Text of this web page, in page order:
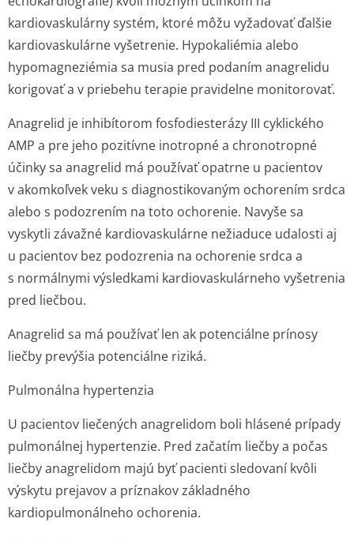
kardiovaskulárny systém, ktoré môžu vyžadovať ďalšie
kardiovaskulárne vyšetrenie. Hypokaliémia alebo
hypomagneziémia sa musia pred podaním anagrelidu
korigovať a v priebehu terapie pravidelne monitorovať.
Anagrelid je inhibítorom fosfodiesterázy III cyklického
AMP a pre jeho pozitívne inotropné a chronotropné
účinky sa anagrelid má používať opatrne u pacientov
v akomkoľvek veku s diagnostikovaným ochorením srdca
alebo s podozrením na toto ochorenie. Navyše sa
vyskytli závažné kardiovaskulárne nežiaduce udalosti aj
u pacientov bez podozrenia na ochorenie srdca a
s normálnymi výsledkami kardiovaskulárneho vyšetrenia
pred liečbou.
Anagrelid sa má používať len ak potenciálne prínosy
liečby prevýšia potenciálne riziká.
Pulmonálna hypertenzia
U pacientov liečených anagrelidom boli hlásené prípady
pulmonálnej hypertenzie. Pred začatím liečby a počas
liečby anagrelidom majú byť pacienti sledovaní kvôli
výskytu prejavov a príznakov základného
kardiopulmonálneho ochorenia.